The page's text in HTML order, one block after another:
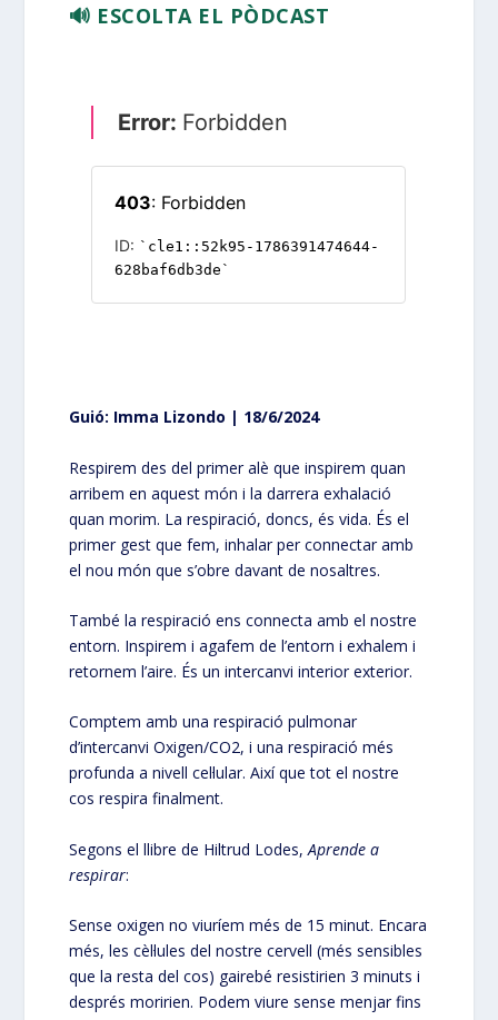
🔊 ESCOLTA EL PÒDCAST
Guió: Imma Lizondo | 18/6/2024
Respirem des del primer alè que inspirem quan
arribem en aquest món i la darrera exhalació
quan morim. La respiració, doncs, és vida. És el
primer gest que fem, inhalar per connectar amb
el nou món que s’obre davant de nosaltres.
També la respiració ens connecta amb el nostre
entorn. Inspirem i agafem de l’entorn i exhalem i
retornem l’aire. És un intercanvi interior exterior.
Comptem amb una respiració pulmonar
d’intercanvi Oxigen/CO2, i una respiració més
profunda a nivell cel·lular. Així que tot el nostre
cos respira finalment.
Segons el llibre de Hiltrud Lodes,Aprende a
respirar:
Sense oxigen no viuríem més de 15 minut. Encara
més, les cèl·lules del nostre cervell (més sensibles
que la resta del cos) gairebé resistirien 3 minuts i
després moririen. Podem viure sense menjar fins